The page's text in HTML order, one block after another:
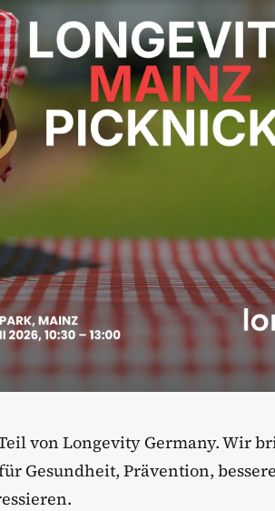
von Longevity Germany. Wir
Gesundheit, Prävention,